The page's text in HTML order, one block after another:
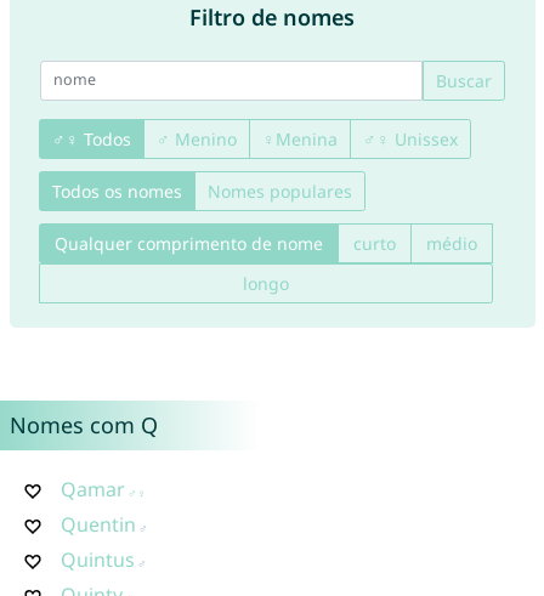
Filtro de nomes
Buscar
♂♀ Todos ♂ Menino ♀Menina ♂♀ Unissex
Todos os nomes Nomes populares
Qualquer comprimento de nome curto
médio
longo
Nomes com Q
Qamar
Quentin
Quintus